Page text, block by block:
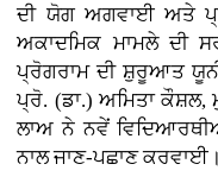
ਦੀ ਯੋਗ ਅਗਵਾਈ ਅਤੇ
ਅਕਾਦਮਿਕ ਮਾਮਲੇ ਦੀ
ਪ੍ਰੋਗਰਾਮ ਦੀ ਸ਼ੁਰੂਆਤ
ਪ੍ਰੋ. (ਡਾ.) ਅਮਿਤਾ
ਲਾਅ ਨੇ ਨਵੇਂ
ਨਾਲ ਜਾਣ-ਪਛਾਣ ਕਰਵਾਈ।